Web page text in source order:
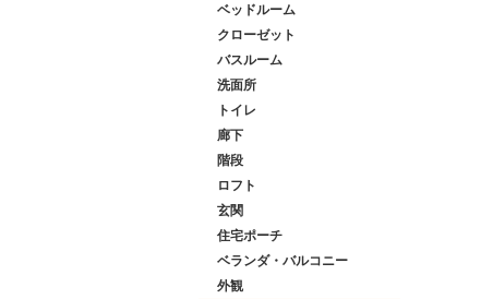
ベッドルーム
クローゼット
バスルーム
洗面所
トイレ
廊下
階段
ロフト
玄関
住宅ポーチ
ベランダ・バルコニー
外観